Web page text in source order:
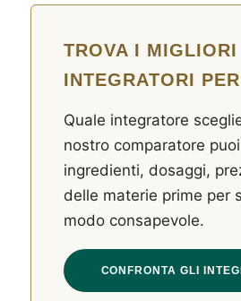
TROVA I MIGLIORI
INTEGRATORI
Quale integratore
nostro comparatore
ingredienti, dosaggi,
delle materie prime per
modo consapevole.
CONFRONTA GLI